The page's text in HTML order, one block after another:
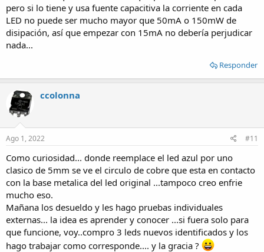
pero si lo tiene y usa fuente capacitiva la corriente en cada
LED no puede ser mucho mayor que 50mA o 150mW de
disipación, así que empezar con 15mA no debería perjudicar
nada...
Responder
ccolonna
Ago 1, 2022 #11
Como curiosidad... donde reemplace el led azul por uno
clasico de 5mm se ve el circulo de cobre que esta en contacto
con la base metalica del led original ...tampoco creo enfrie
mucho eso.
Mañana los desueldo y les hago pruebas individuales
externas... la idea es aprender y conocer ...si fuera solo para
que funcione, voy..compro 3 leds nuevos identificados y los
hago trabajar como corresponde.... y la gracia ?